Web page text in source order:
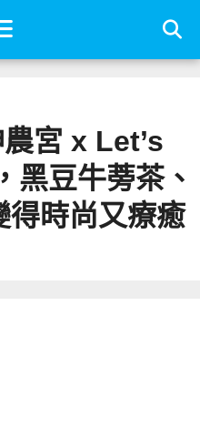
宮 x Let’s
黑豆牛蒡茶、
得時尚又療癒